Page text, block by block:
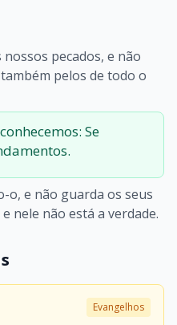
pecados, e não
pelos de todo o
Se
o, e não guarda os seus
nele não está a verdade.
Evangelhos